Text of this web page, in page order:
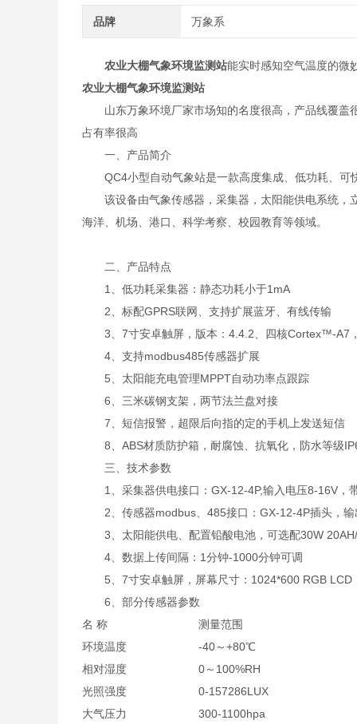
品牌 万象系
农业大棚气象环境监测站能实时感知空气温度的微
农业大棚气象环境监测站
山东万象环境厂家市场知的名度很高，产品线覆盖
占有率很高
一、产品简介
QC4小型自动气象站是一款高度集成、低功耗、可
该设备由气象传感器，采集器，太阳能供电系统，
海洋、机场、港口、科学考察、校园教育等领域。
二、产品特点
1、低功耗采集器：静态功耗小于1mA
2、标配GPRS联网、支持扩展蓝牙、有线传输
3、7寸安卓触屏，版本：4.4.2、四核Cortex™-A7
4、支持modbus485传感器扩展
5、太阳能充电管理MPPT自动功率点跟踪
6、三米碳钢支架，两节法兰盘对接
7、短信报警，超限后向指的定的手机上发送短信
8、ABS材质防护箱，耐腐蚀、抗氧化，防水等级
三、技术参数
1、采集器供电接口：GX-12-4P,输入电压8-16V，
2、传感器modbus、485接口：GX-12-4P插头，输
3、太阳能供电、配置铅酸电池，可选配30W 20AH/
4、数据上传间隔：1分钟-1000分钟可调
5、7寸安卓触屏，屏幕尺寸：1024*600 RGB LCD
6、部分传感器参数
名 称
测量范围
环境温度
-40～+80℃
相对湿度
0～100%RH
光照强度
0-157286LUX
大气压力
300-1100hpa